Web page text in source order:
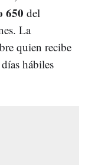
650 del
La
quien recibe
hábiles